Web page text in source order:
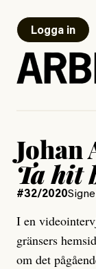
Logga in
Johan
Ta hit
#32/2020
I en
gränsers
om det